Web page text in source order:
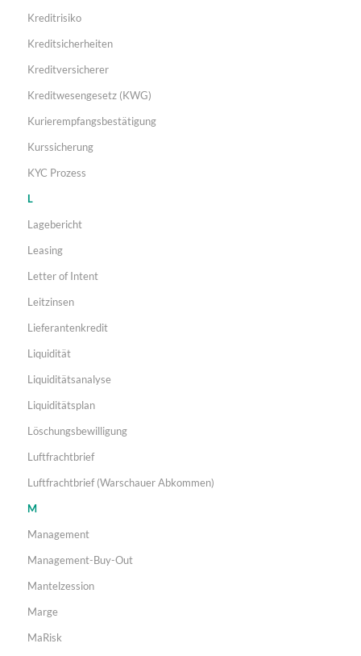
Kreditrisiko
Kreditsicherheiten
Kreditversicherer
Kreditwesengesetz (KWG)
Kurierempfangsbestätigung
Kurssicherung
KYC Prozess
L
Lagebericht
Leasing
Letter of Intent
Leitzinsen
Lieferantenkredit
Liquidität
Liquiditätsanalyse
Liquiditätsplan
Löschungsbewilligung
Luftfrachtbrief
Luftfrachtbrief (Warschauer Abkommen)
M
Management
Management-Buy-Out
Mantelzession
Marge
MaRisk